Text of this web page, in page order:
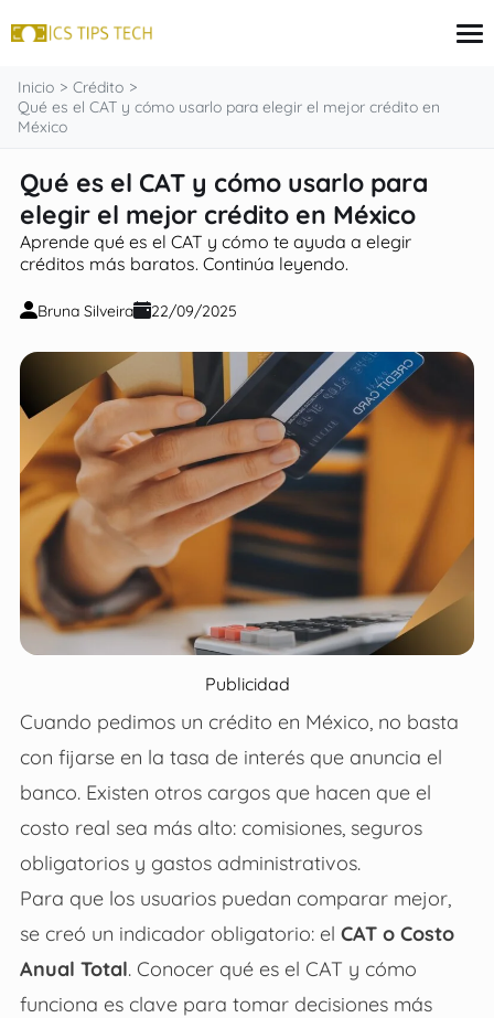
Finanzas
Programas sociales
Inversiones
Préstamos
Inicio
Crédito
Qué es el CAT y cómo usarlo para elegir el mejor crédito en
México
Qué es el CAT y cómo usarlo para
elegir el mejor crédito en México
Aprende qué es el CAT y cómo te ayuda a elegir
créditos más baratos. Continúa leyendo.
Bruna Silveira 22/09/2025
Publicidad
Cuando pedimos un crédito en México, no basta
con fijarse en la tasa de interés que anuncia el
banco. Existen otros cargos que hacen que el
costo real sea más alto: comisiones, seguros
obligatorios y gastos administrativos.
Para que los usuarios puedan comparar mejor,
se creó un indicador obligatorio: el CAT o Costo
Anual Total. Conocer qué es el CAT y cómo
funciona es clave para tomar decisiones más